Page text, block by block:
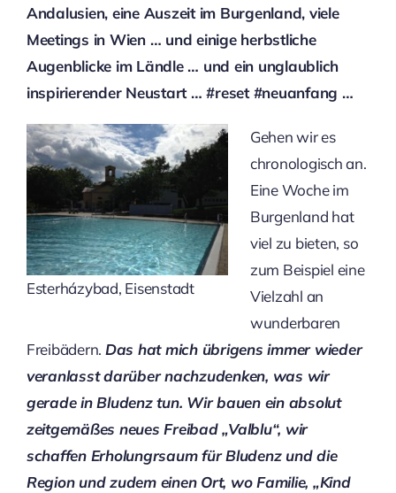
Andalusien, eine Auszeit im Burgenland, viele
Meetings in Wien … und einige herbstliche
Augenblicke im Ländle … und ein unglaublich
inspirierender Neustart … #reset #neuanfang …
Esterházybad, Eisenstadt
Gehen wir es
chronologisch an.
Eine Woche im
Burgenland hat
viel zu bieten, so
zum Beispiel eine
Vielzahl an
wunderbaren
Freibädern. Das hat mich übrigens immer wieder
veranlasst darüber nachzudenken, was wir
gerade in Bludenz tun. Wir bauen ein absolut
zeitgemäßes neues Freibad „Valblu“, wir
schaffen Erholungrsaum für Bludenz und die
Region und zudem einen Ort, wo Familie, „Kind